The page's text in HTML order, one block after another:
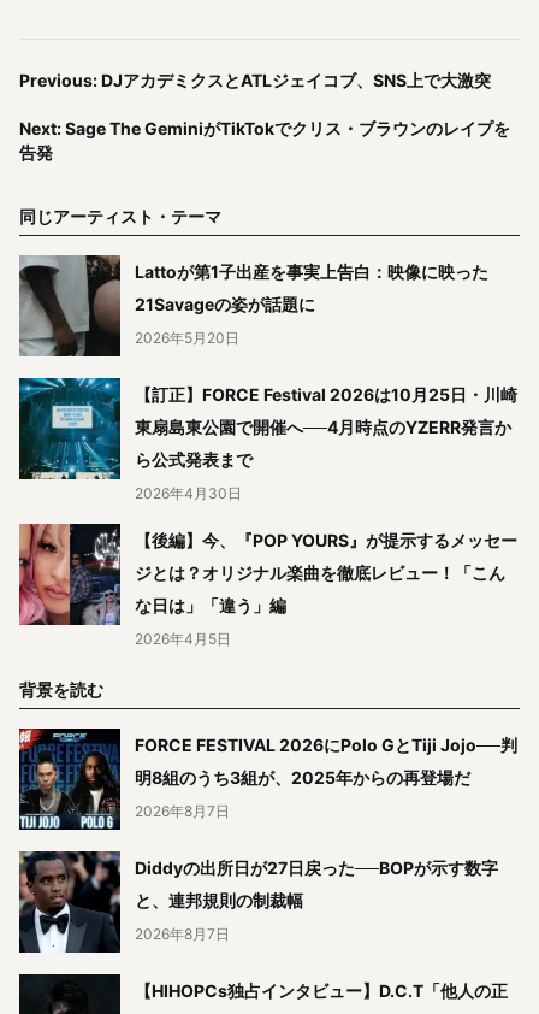
Previous: DJアカデミクスとATLジェイコブ、SNS上で大激突
Next: Sage The GeminiがTikTokでクリス・ブラウンのレイプを
告発
同じアーティスト・テーマ
Lattoが第1子出産を事実上告白：映像に映った
21Savageの姿が話題に
2026年5月20日
【訂正】FORCE Festival 2026は10月25日・川崎
東扇島東公園で開催へ──4月時点のYZERR発言か
ら公式発表まで
2026年4月30日
【後編】今、『POP YOURS』が提示するメッセー
ジとは？オリジナル楽曲を徹底レビュー！「こん
な日は」「違う」編
2026年4月5日
背景を読む
FORCE FESTIVAL 2026にPolo GとTiji Jojo──判
明8組のうち3組が、2025年からの再登場だ
2026年8月7日
Diddyの出所日が27日戻った──BOPが示す数字
と、連邦規則の制裁幅
2026年8月7日
【HIHOPCs独占インタビュー】D.C.T「他人の正